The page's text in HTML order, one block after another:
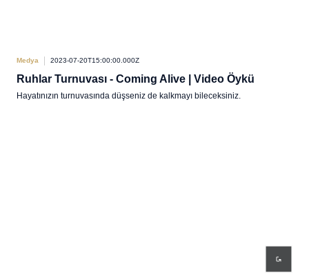
Medya 2023-07-20T15:00:00.000Z
Ruhlar Turnuvası - Coming Alive | Video Öykü
Hayatınızın turnuvasında düşseniz de kalkmayı bileceksiniz.